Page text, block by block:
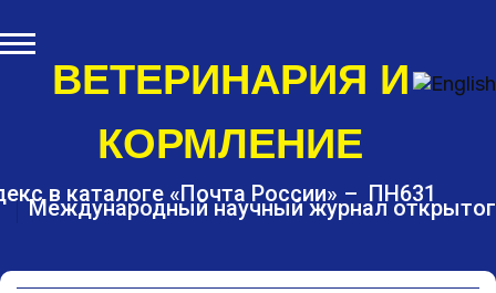
k
i
n
n
ВЕТЕРИНАРИЯ И
КОРМЛЕНИЕ
Международный научный журнал
в каталоге «Почта России» – ПН631